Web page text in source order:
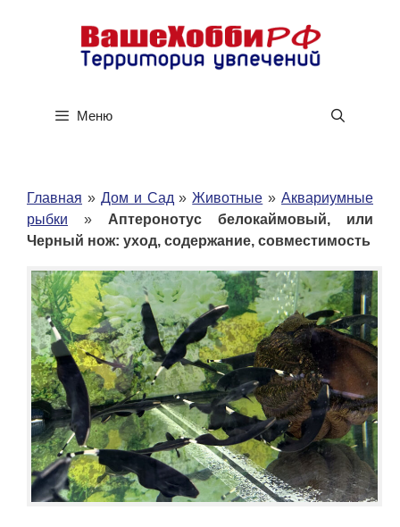
содержимому
Меню
Главная » Дом и Сад »Животные » Аквариумные
рыбки » Аптеронотус белокаймовый, или
Черный нож: уход, содержание, совместимость